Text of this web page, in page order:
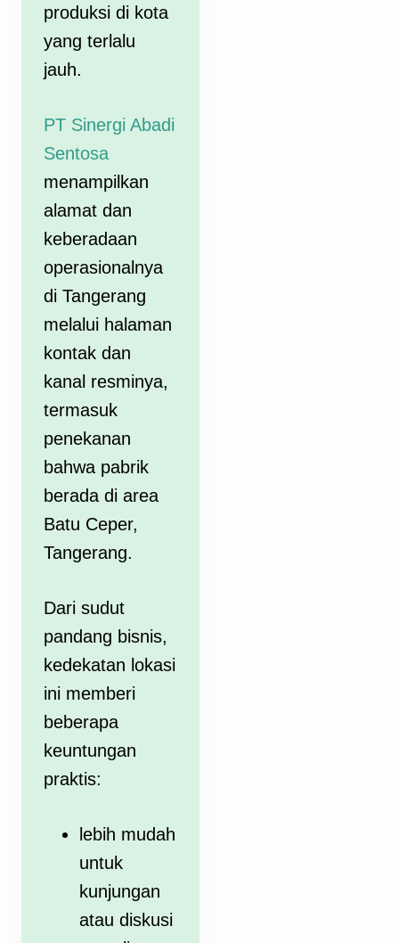
produksi di kota
yang terlalu
jauh.
PT Sinergi Abadi
Sentosa
menampilkan
alamat dan
keberadaan
operasionalnya
di Tangerang
melalui halaman
kontak dan
kanal resminya,
termasuk
penekanan
bahwa pabrik
berada di area
Batu Ceper,
Tangerang.
Dari sudut
pandang bisnis,
kedekatan lokasi
ini memberi
beberapa
keuntungan
praktis:
lebih mudah
untuk
kunjungan
atau diskusi